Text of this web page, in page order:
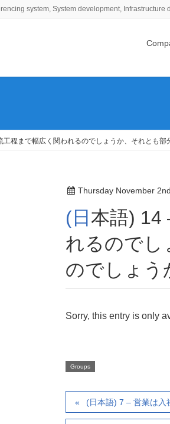
system, System development,
程まで幅広く関われるのでしょうか、それとも部
Thursday November
(日本語) 14 – 上流工程から下流工程まで幅広く関わ
れるのでし
のでしょう
Sorry, this entry is only
Groups
(日本語) 7 – 営業は入